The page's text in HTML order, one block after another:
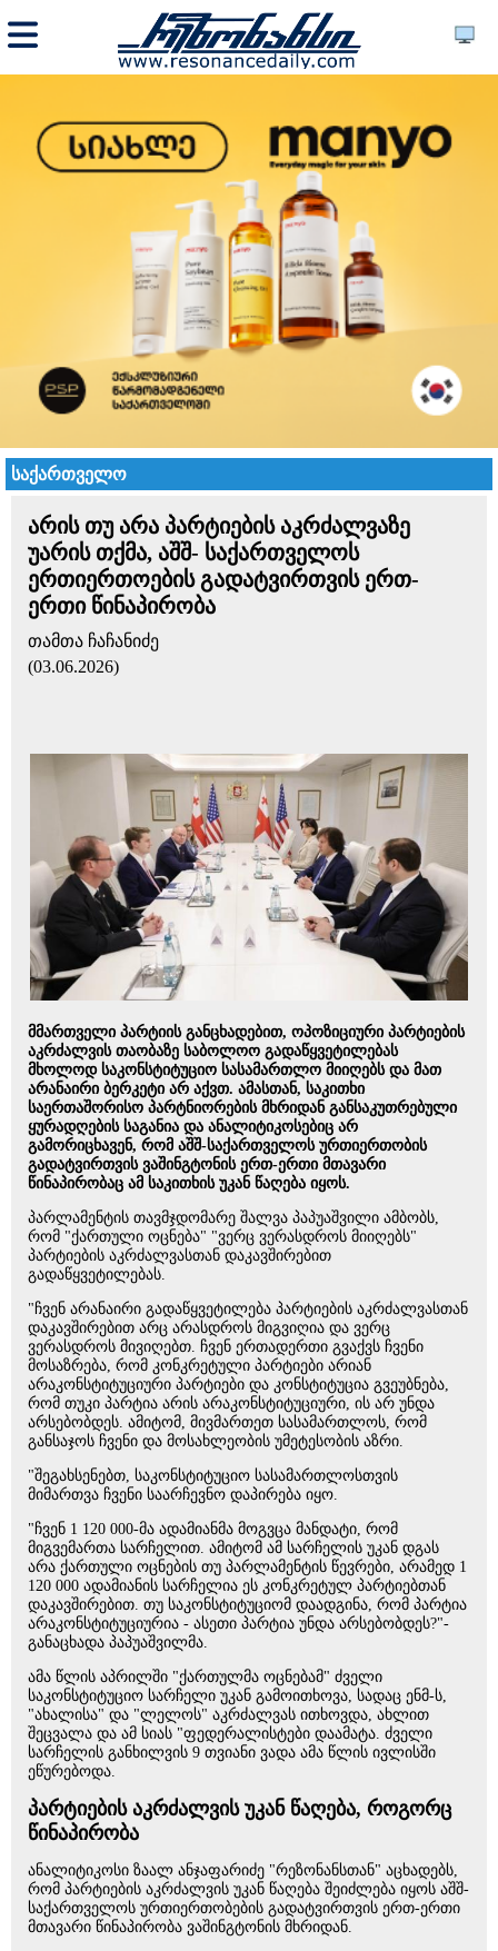
საქართველო
არის თუ არა პარტიების აკრძალვაზე
უარის თქმა, აშშ- საქართველოს
ერთიერთოების გადატვირთვის ერთ-
ერთი წინაპირობა
თამთა ჩაჩანიძე
(03.06.2026)
მმართველი პარტიის განცხადებით, ოპოზიციური პარტიების
აკრძალვის თაობაზე საბოლოო გადაწყვეტილებას
მხოლოდ საკონსტიტუციო სასამართლო მიიღებს და მათ
არანაირი ბერკეტი არ აქვთ. ამასთან, საკითხი
საერთაშორისო პარტნიორების მხრიდან განსაკუთრებული
ყურადღების საგანია და ანალიტიკოსებიც არ
გამორიცხავენ, რომ აშშ-საქართველოს ურთიერთობის
გადატვირთვის ვაშინგტონის ერთ-ერთი მთავარი
წინაპირობაც ამ საკითხის უკან წაღება იყოს.
პარლამენტის თავმჯდომარე შალვა პაპუაშვილი ამბობს,
რომ "ქართული ოცნება" "ვერც ვერასდროს მიიღებს"
პარტიების აკრძალვასთან დაკავშირებით
გადაწყვეტილებას.
"ჩვენ არანაირი გადაწყვეტილება პარტიების აკრძალვასთან
დაკავშირებით არც არასდროს მიგვიღია და ვერც
ვერასდროს მივიღებთ. ჩვენ ერთადერთი გვაქვს ჩვენი
მოსაზრება, რომ კონკრეტული პარტიები არიან
არაკონსტიტუციური პარტიები და კონსტიტუცია გვეუბნება,
რომ თუკი პარტია არის არაკონსტიტუციური, ის არ უნდა
არსებობდეს. ამიტომ, მივმართეთ სასამართლოს, რომ
განსაჯოს ჩვენი და მოსახლეობის უმეტესობის აზრი.
"შეგახსენებთ, საკონსტიტუციო სასამართლოსთვის
მიმართვა ჩვენი საარჩევნო დაპირება იყო.
"ჩვენ 1 120 000-მა ადამიანმა მოგვცა მანდატი, რომ
მიგვემართა სარჩელით. ამიტომ ამ სარჩელის უკან დგას
არა ქართული ოცნების თუ პარლამენტის წევრები, არამედ 1
120 000 ადამიანის სარჩელია ეს კონკრეტულ პარტიებთან
დაკავშირებით. თუ საკონსტიტუციომ დაადგინა, რომ პარტია
არაკონსტიტუციურია - ასეთი პარტია უნდა არსებობდეს?"-
განაცხადა პაპუაშვილმა.
ამა წლის აპრილში "ქართულმა ოცნებამ" ძველი
საკონსტიტუციო სარჩელი უკან გამოითხოვა, სადაც ენმ-ს,
"ახალისა" და "ლელოს" აკრძალვას ითხოვდა, ახლით
შეცვალა და ამ სიას "ფედერალისტები დაამატა. ძველი
სარჩელის განხილვის 9 თვიანი ვადა ამა წლის ივლისში
ეწურებოდა.
პარტიების აკრძალვის უკან წაღება, როგორც
წინაპირობა
ანალიტიკოსი ზაალ ანჯაფარიძე "რეზონანსთან" აცხადებს,
რომ პარტიების აკრძალვის უკან წაღება შეიძლება იყოს აშშ-
საქართველოს ურთიერთობების გადატვირთვის ერთ-ერთი
მთავარი წინაპირობა ვაშინგტონის მხრიდან.